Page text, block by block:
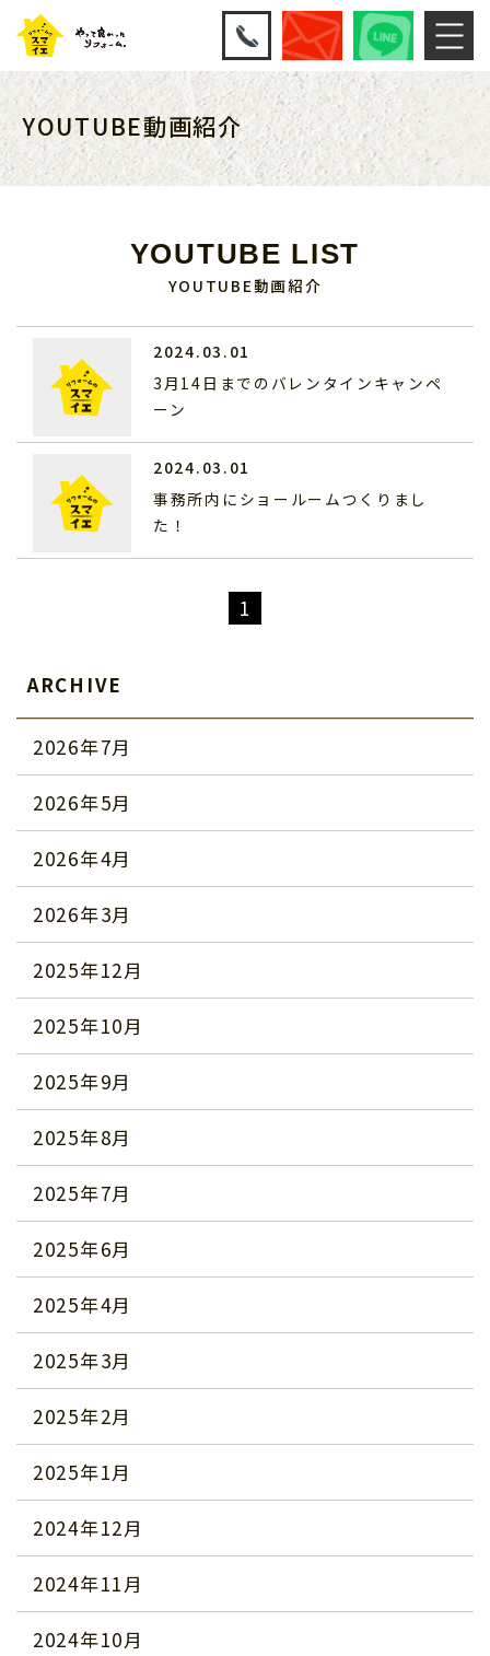
YOUTUBE動画紹介
YOUTUBE LIST
YOUTUBE動画紹介
2024.03.01
3月14日までのバレンタインキャンペ
ーン
2024.03.01
事務所内にショールームつくりまし
た！
1
ARCHIVE
2026年7月
2026年5月
2026年4月
2026年3月
2025年12月
2025年10月
2025年9月
2025年8月
2025年7月
2025年6月
2025年4月
2025年3月
2025年2月
2025年1月
2024年12月
2024年11月
2024年10月